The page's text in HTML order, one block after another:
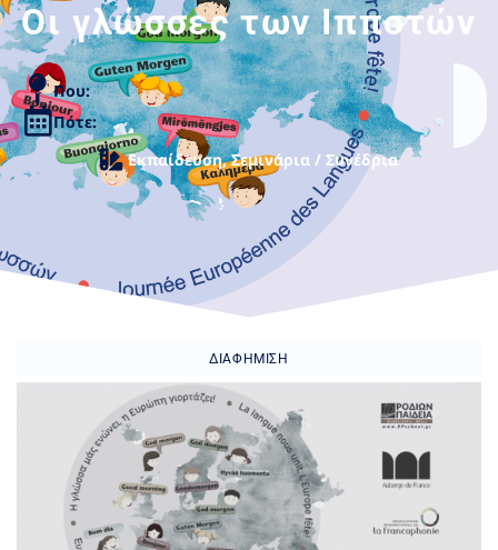
Οι γλώσσες των Ιπποτών
Που:
Πότε:
Εκπαίδευση,Σεμινάρια / Συνέδρια
ΔΙΑΦΉΜΙΣΗ